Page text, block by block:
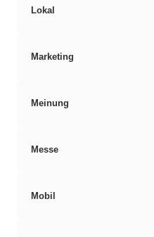
Lokal
Marketing
Meinung
Messe
Mobil